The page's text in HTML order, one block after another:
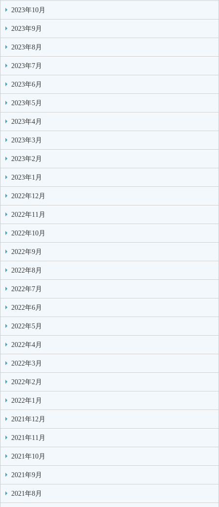
2023年10月
2023年9月
2023年8月
2023年7月
2023年6月
2023年5月
2023年4月
2023年3月
2023年2月
2023年1月
2022年12月
2022年11月
2022年10月
2022年9月
2022年8月
2022年7月
2022年6月
2022年5月
2022年4月
2022年3月
2022年2月
2022年1月
2021年12月
2021年11月
2021年10月
2021年9月
2021年8月